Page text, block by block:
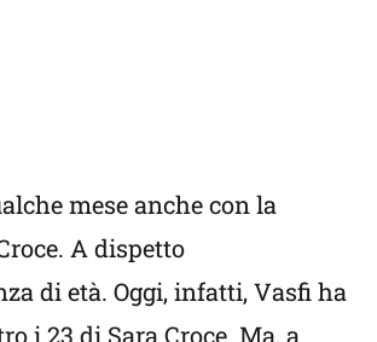
mese anche con la
A dispetto
di età. Oggi, infatti, Vasfi ha
i 23 di Sara Croce. Ma, a